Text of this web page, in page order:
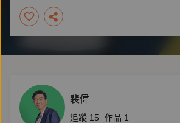
裴偉
追蹤 15 作品 1